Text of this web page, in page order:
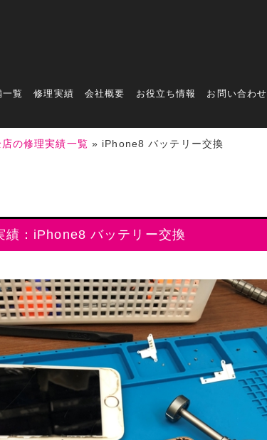
一覧 修理実績 会社概要 お役立ち情報 お問い合わせ
店の修理実績一覧 » iPhone8 バッテリー交換
績：iPhone8 バッテリー交換